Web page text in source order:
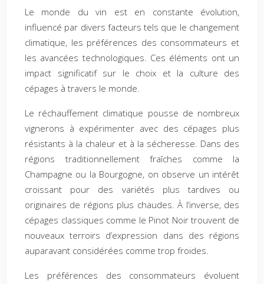
Le monde du vin est en constante évolution,
influencé par divers facteurs tels que le changement
climatique, les préférences des consommateurs et
les avancées technologiques. Ces éléments ont un
impact significatif sur le choix et la culture des
cépages à travers le monde.
Le réchauffement climatique pousse de nombreux
vignerons à expérimenter avec des cépages plus
résistants à la chaleur et à la sécheresse. Dans des
régions traditionnellement fraîches comme la
Champagne ou la Bourgogne, on observe un intérêt
croissant pour des variétés plus tardives ou
originaires de régions plus chaudes. À l’inverse, des
cépages classiques comme le Pinot Noir trouvent de
nouveaux terroirs d’expression dans des régions
auparavant considérées comme trop froides.
Les préférences des consommateurs évoluent